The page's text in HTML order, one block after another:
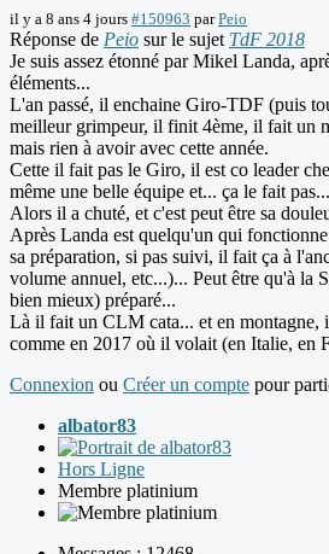
il y a 8 ans 4 jours #150963 parPeio
Réponse de Peio sur le sujet TdF 2018
Je suis assez étonné par Mikel Landa,
éléments...
L'an passé, il enchaine Giro-TDF (puis
meilleur grimpeur, il finit 4ème, il fait un
mais rien à avoir avec cette année.
Cette il fait pas le Giro, il est co leader
même une belle équipe et... ça le fait pas...
Alors il a chuté, et c'est peut être sa
Après Landa est quelqu'un qui
sa préparation, si pas suivi, il fait ça à
volume annuel, etc...)... Peut être qu'à la
bien mieux) préparé...
Là il fait un CLM cata... et en montagne,
comme en 2017 où il volait (en Italie, en
Connexion ou Créer un compte pour
albator83
Hors Ligne
Membre platinium